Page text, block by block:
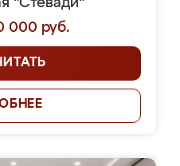
"Стевади"
000 руб.